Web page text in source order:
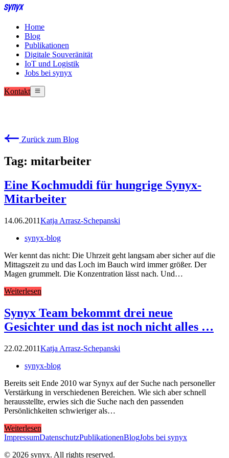
Home
Blog
Publikationen
Digitale Souveränität
IoT und Logistik
Jobs bei synyx
Kontakt
Zurück zum Blog
Tag: mitarbeiter
Eine Kochmuddi für hungrige Synyx-
Mitarbeiter
14.06.2011Katja Arrasz-Schepanski
synyx-blog
Wer kennt das nicht: Die Uhrzeit geht langsam aber sicher auf die
Mittagszeit zu und das Loch im Bauch wird immer größer. Der
Magen grummelt. Die Konzentration lässt nach. Und…
Weiterlesen
Synyx Team bekommt drei neue
Gesichter und das ist noch nicht alles …
22.02.2011Katja Arrasz-Schepanski
synyx-blog
Bereits seit Ende 2010 war Synyx auf der Suche nach personeller
Verstärkung in verschiedenen Bereichen. Wie sich aber schnell
herausstellte, erwies sich die Suche nach den passenden
Persönlichkeiten schwieriger als…
Weiterlesen
ImpressumDatenschutzPublikationenBlogJobs bei synyx
© 2026 synyx. All rights reserved.